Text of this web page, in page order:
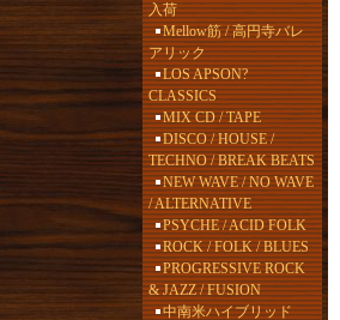
入荷
Mellow筋 / 高円寺バレ
アリック
LOS APSON?
CLASSICS
MIX CD / TAPE
DISCO / HOUSE /
TECHNO / BREAK BEATS
NEW WAVE / NO WAVE
/ ALTERNATIVE
PSYCHE / ACID FOLK
ROCK / FOLK / BLUES
PROGRESSIVE ROCK
& JAZZ / FUSION
中南米ハイブリッド